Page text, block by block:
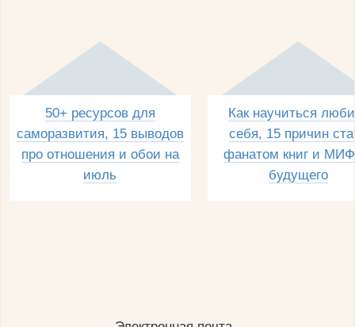
50+ ресурсов для
саморазвития, 15 выводов
про отношения и обои на
июль
Как научиться
себя, 15 причин
фанатом книг и
будущего